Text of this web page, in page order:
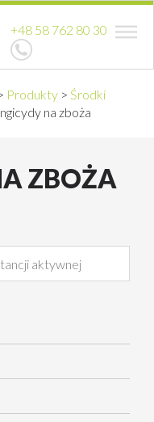
+48 58 762 80 30
Produkty > Środki
na zboża
ZBOŻA